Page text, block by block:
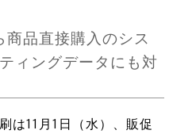
品直接購入のシス
ィングデータにも対
は11月1日（水）、販促